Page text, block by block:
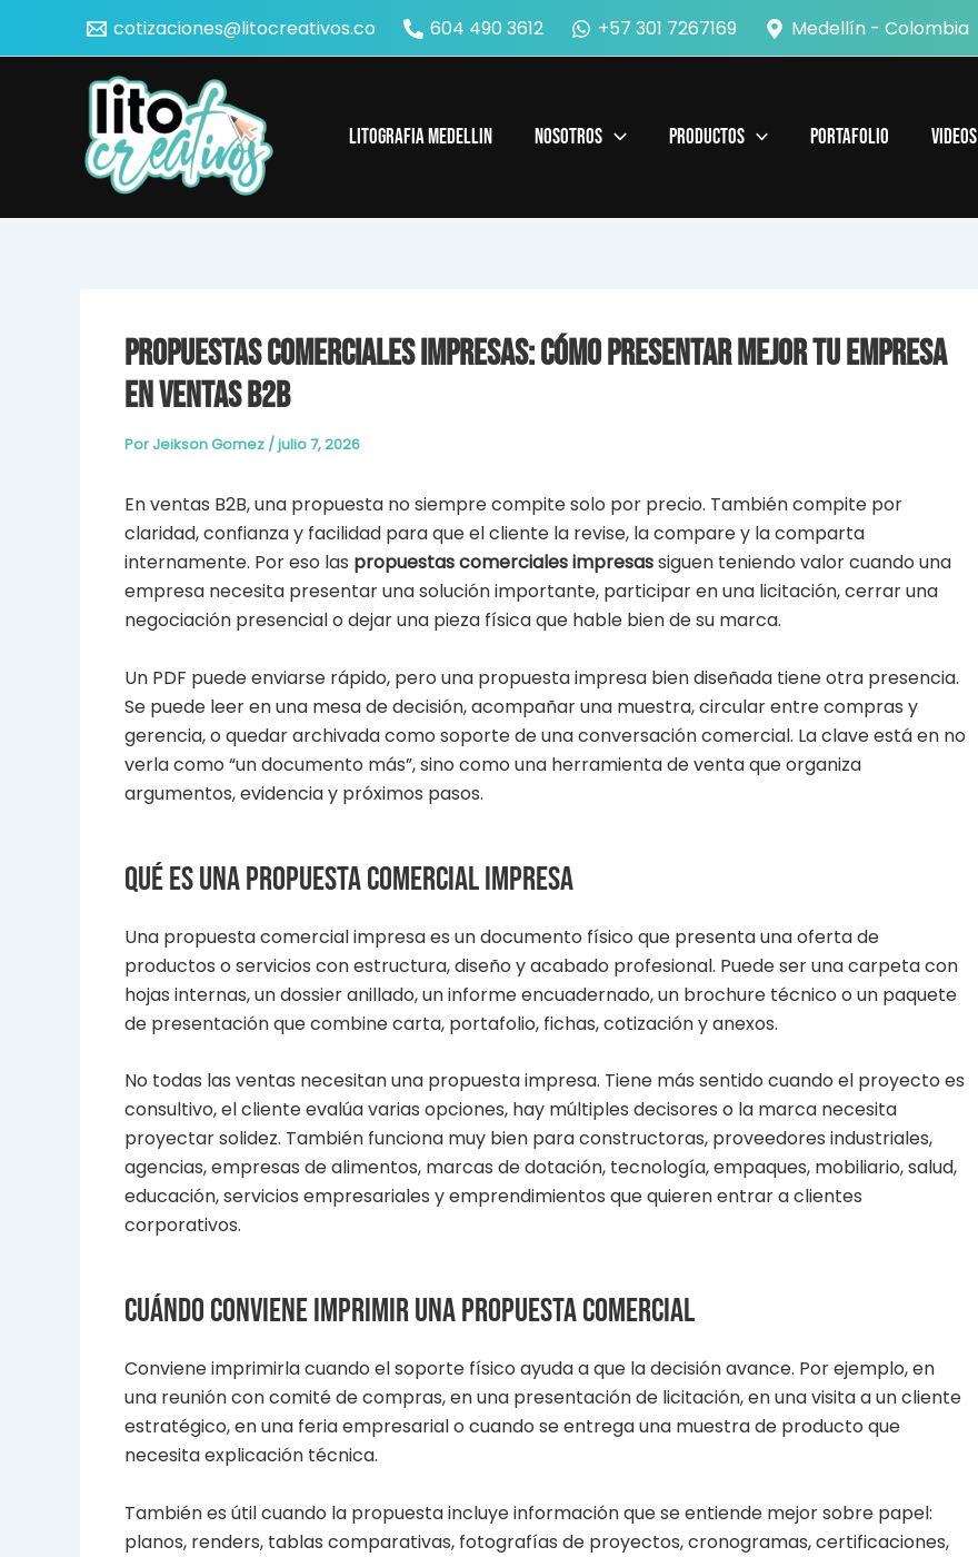
cotizaciones@litocreativos.co 604 490 3612 +57 301 7267169 Medellín - Colombia
Litografia Medellin Nosotros Productos Portafolio Videos
Propuestas comerciales impresas: cómo presentar mejor tu empresa
en ventas B2B
Por Jeikson Gomez /julio 7, 2026
En ventas B2B, una propuesta no siempre compite solo por precio. También compite por
claridad, confianza y facilidad para que el cliente la revise, la compare y la comparta
internamente. Por eso las propuestas comerciales impresassiguen teniendo valor cuando una
empresa necesita presentar una solución importante, participar en una licitación, cerrar una
negociación presencial o dejar una pieza física que hable bien de su marca.
Un PDF puede enviarse rápido, pero una propuesta impresa bien diseñada tiene otra presencia.
Se puede leer en una mesa de decisión, acompañar una muestra, circular entre compras y
gerencia, o quedar archivada como soporte de una conversación comercial. La clave está en no
verla como “un documento más”, sino como una herramienta de venta que organiza
argumentos, evidencia y próximos pasos.
Qué es una propuesta comercial impresa
Una propuesta comercial impresa es un documento físico que presenta una oferta de
productos o servicios con estructura, diseño y acabado profesional. Puede ser una carpeta con
hojas internas, un dossier anillado, un informe encuadernado, un brochure técnico o un paquete
de presentación que combine carta, portafolio, fichas, cotización y anexos.
No todas las ventas necesitan una propuesta impresa. Tiene más sentido cuando el proyecto es
consultivo, el cliente evalúa varias opciones, hay múltiples decisores o la marca necesita
proyectar solidez. También funciona muy bien para constructoras, proveedores industriales,
agencias, empresas de alimentos, marcas de dotación, tecnología, empaques, mobiliario, salud,
educación, servicios empresariales y emprendimientos que quieren entrar a clientes
corporativos.
Cuándo conviene imprimir una propuesta comercial
Conviene imprimirla cuando el soporte físico ayuda a que la decisión avance. Por ejemplo, en
una reunión con comité de compras, en una presentación de licitación, en una visita a un cliente
estratégico, en una feria empresarial o cuando se entrega una muestra de producto que
necesita explicación técnica.
También es útil cuando la propuesta incluye información que se entiende mejor sobre papel:
planos, renders, tablas comparativas, fotografías de proyectos, cronogramas, certificaciones,